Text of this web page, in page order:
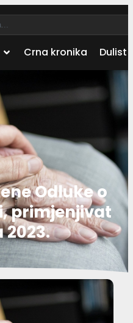
Crna kronika Dulist
Odluke o
primjenjivat
2023.